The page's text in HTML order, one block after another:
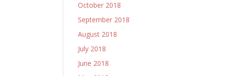
October 2018
September 2018
August 2018
July 2018
June 2018